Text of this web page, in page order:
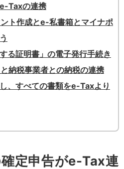
Taxの連携
ト作成とe-私書箱とマイナポ
る証明書」の電子発行手続き
納税事業者との納税の連携
、すべての書類をe-Taxより
定申告がe-Tax連